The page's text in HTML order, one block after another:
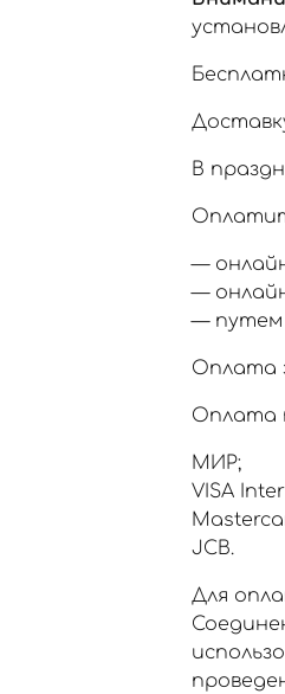
В
—
—
— путем
Оплата
Оплата
МИР;
VISA
JCB.
Для